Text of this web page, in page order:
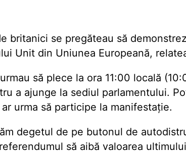
britanici se pregăteau să
Unit din Uniunea Europeană,
să plece la ora 11:00 locală
a ajunge la sediul parlamentului.
urma să participe la manifestație.
degetul de pe butonul de
să aibă valoarea